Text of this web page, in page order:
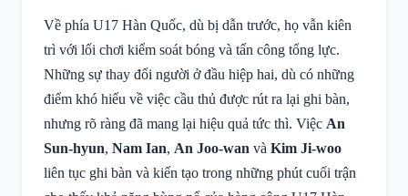
Về phía U17 Hàn Quốc, dù bị dẫn trước, họ vẫn kiên
trì với lối chơi kiểm soát bóng và tấn công tổng lực.
Những sự thay đổi người ở đầu hiệp hai, dù có những
điểm khó hiểu về việc cầu thủ được rút ra lại ghi bàn,
nhưng rõ ràng đã mang lại hiệu quả tức thì. Việc An
Sun-hyun, Nam Ian, An Joo-wan và Kim Ji-woo
liên tục ghi bàn và kiến tạo trong những phút cuối trận